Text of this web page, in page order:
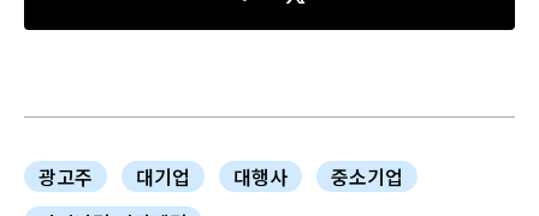
광고주 대기업 대행사
중소기업